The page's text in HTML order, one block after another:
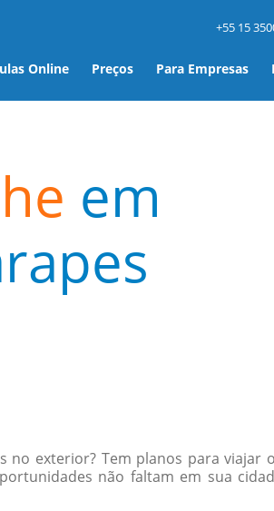
Online Preços Para Empresas
+55 15
em
exterior? Tem planos para viajar
não faltam em sua